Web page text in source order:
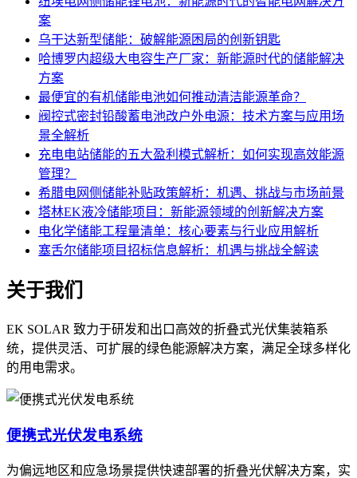
案
乌干达新型储能：破解能源困局的创新钥匙
哈博罗内超级大电容生产厂家：新能源时代的储能解决
方案
最便宜的有机储能电池如何推动清洁能源革命？
阀控式密封铅酸蓄电池改户外电源：技术方案与应用场
景全解析
充电电站储能的五大盈利模式解析：如何实现高效能源
管理？
希腊电网侧储能补贴政策解析：机遇、挑战与市场前景
塔林EK液冷储能项目：新能源领域的创新解决方案
电化学储能工程量清单：核心要素与行业应用解析
塞舌尔储能项目招标信息解析：机遇与挑战全解读
关于我们
EK SOLAR 致力于研发和出口高效的折叠式光伏集装箱系
统，提供灵活、可扩展的绿色能源解决方案，满足全球多样化
的用电需求。
便携式光伏发电系统
为偏远地区和应急场景提供快速部署的折叠光伏解决方案，实